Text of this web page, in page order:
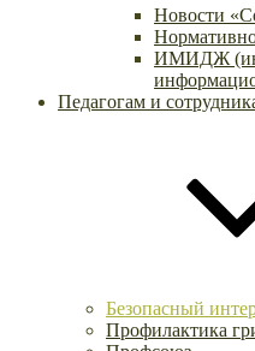
Новости
ИМИДЖ
Педагогам и
Безопасный
Профилактика